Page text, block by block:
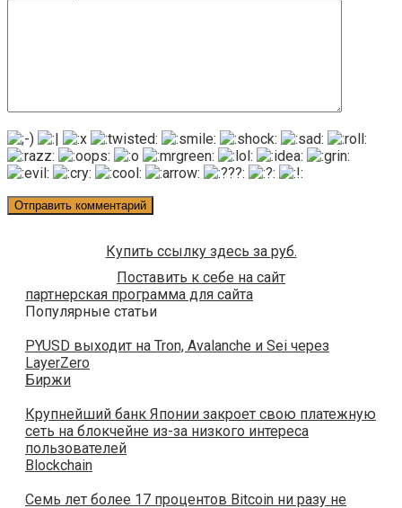
Купить ссылку здесь за руб.
Поставить к себе на сайт
партнерская программа для сайта
Популярные статьи
PYUSD выходит на Tron, Avalanche и Sei через
LayerZero
Биржи
Крупнейший банк Японии закроет свою платежную
сеть на блокчейне из-за низкого интереса
пользователей
Blockchain
Семь лет более 17 процентов Bitcoin ни разу не